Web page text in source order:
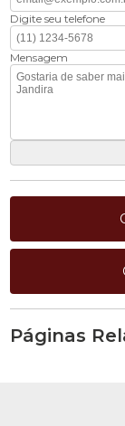
Digite seu telefone
Mensagem
Páginas